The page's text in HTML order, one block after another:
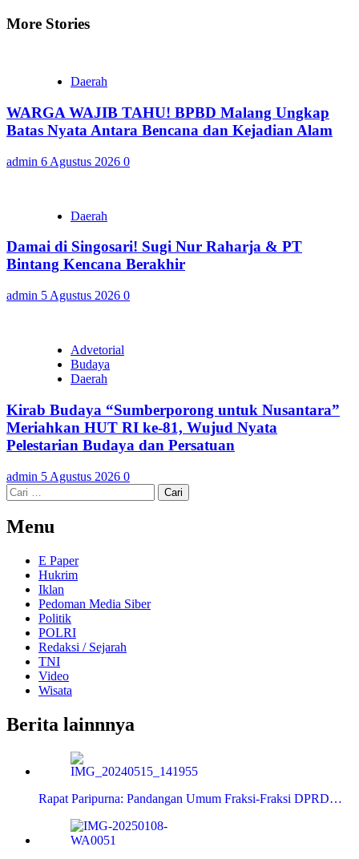
More Stories
Daerah
WARGA WAJIB TAHU! BPBD Malang Ungkap
Batas Nyata Antara Bencana dan Kejadian Alam
admin 6 Agustus 2026 0
Daerah
Damai di Singosari! Sugi Nur Raharja & PT
Bintang Kencana Berakhir
admin 5 Agustus 2026 0
Advetorial
Budaya
Daerah
Kirab Budaya “Sumberporong untuk Nusantara”
Meriahkan HUT RI ke-81, Wujud Nyata
Pelestarian Budaya dan Persatuan
admin 5 Agustus 2026 0
Cari
untuk:
Menu
E Paper
Hukrim
Iklan
Pedoman Media Siber
Politik
POLRI
Redaksi / Sejarah
TNI
Video
Wisata
Berita lainnnya
Rapat Paripurna: Pandangan Umum Fraksi-Fraksi DPRD…